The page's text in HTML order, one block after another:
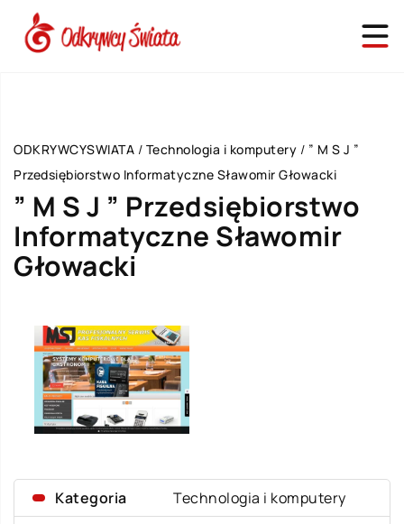
ODKRYWCYSWIATA / Technologia i komputery / ” M S J ”
Przedsiębiorstwo Informatyczne Sławomir Głowacki
” M S J ” Przedsiębiorstwo
Informatyczne Sławomir
Głowacki
Kategoria
Technologia i komputery